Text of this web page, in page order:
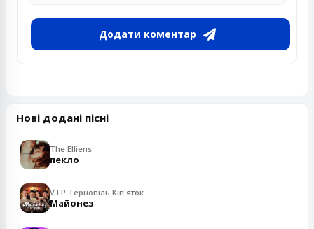
Додати коментар
Нові додані пісні
The Elliens
пекло
V.I.P Тернопіль Кіп'яток
Майонез